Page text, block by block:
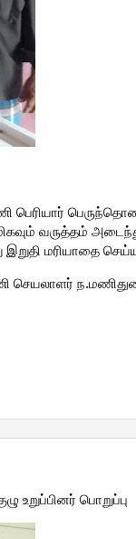
பெரியார்
வருத்தம்
மரியாதை
செயலாளர்
உறுப்பினர் பொறுப்பு